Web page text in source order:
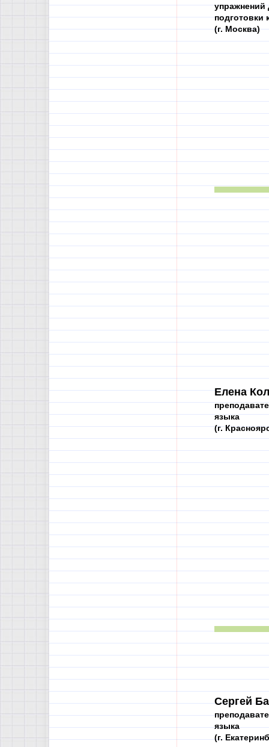
упражнений
подготовки
(г. Москва)
Елена
языка
(г.
Сергей
языка
(г.